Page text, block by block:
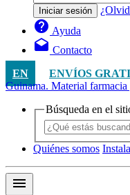
Iniciar sesión
help Ayuda
drafts Contacto
EN
ENVÍOS
Guinama. Material
Búsqueda en el
Quiénes somos
menu